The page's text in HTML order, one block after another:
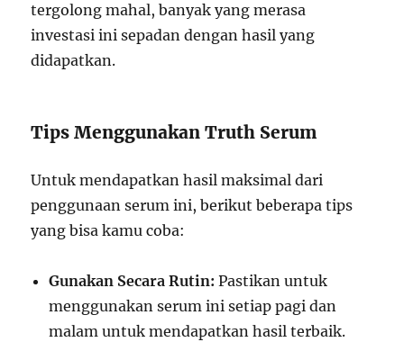
tergolong mahal, banyak yang merasa
investasi ini sepadan dengan hasil yang
didapatkan.
Tips Menggunakan Truth Serum
Untuk mendapatkan hasil maksimal dari
penggunaan serum ini, berikut beberapa tips
yang bisa kamu coba:
Gunakan Secara Rutin: Pastikan untuk
menggunakan serum ini setiap pagi dan
malam untuk mendapatkan hasil terbaik.